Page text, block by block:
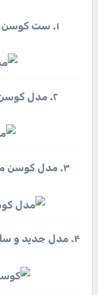
۱. ست کوسن برای مبل راحتی با طرح پرندگان
۲. مدل کوسن جدید و شیک تکه دوزی شده
۳. مدل کوسن مبل چستر راحتی با طرح گل‌های رز
۴. مدل جدید و ساده کوسن برای مبل راحتی و مبل ال